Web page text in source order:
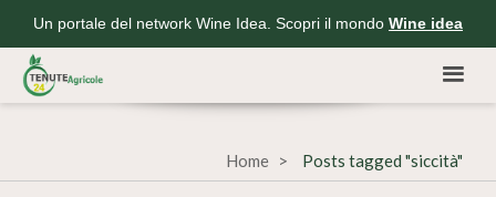
Un portale del network Wine Idea. Scopri il mondo Wine idea
Home Posts tagged "siccità"